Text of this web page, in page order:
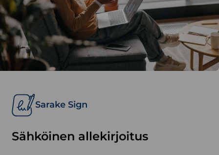
Sarake Sign
Sähköinen allekirjoitus